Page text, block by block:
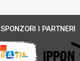
SPONZORI I PARTNERI